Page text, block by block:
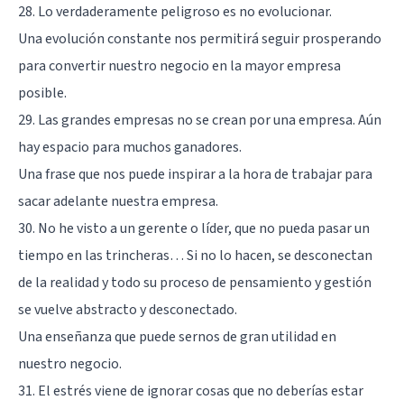
28. Lo verdaderamente peligroso es no evolucionar.
Una evolución constante nos permitirá seguir prosperando
para convertir nuestro negocio en la mayor empresa
posible.
29. Las grandes empresas no se crean por una empresa. Aún
hay espacio para muchos ganadores.
Una frase que nos puede inspirar a la hora de trabajar para
sacar adelante nuestra empresa.
30. No he visto a un gerente o líder, que no pueda pasar un
tiempo en las trincheras… Si no lo hacen, se desconectan
de la realidad y todo su proceso de pensamiento y gestión
se vuelve abstracto y desconectado.
Una enseñanza que puede sernos de gran utilidad en
nuestro negocio.
31. El estrés viene de ignorar cosas que no deberías estar